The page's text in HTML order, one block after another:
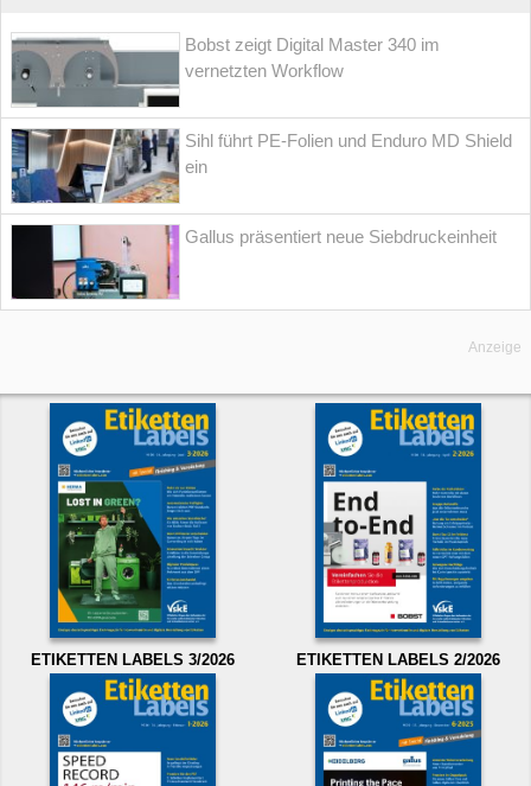
Bobst zeigt Digital Master 340 im
vernetzten Workflow
Sihl führt PE-Folien und Enduro MD Shield
ein
Gallus präsentiert neue Siebdruckeinheit
Anzeige
ETIKETTEN LABELS 3/2026 ETIKETTEN LABELS 2/2026